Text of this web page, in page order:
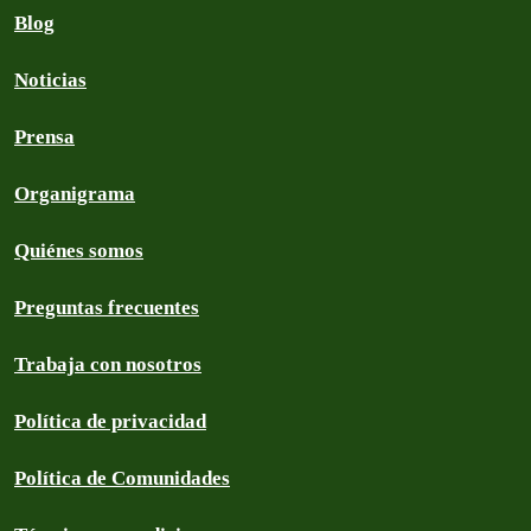
Blog
Noticias
Prensa
Organigrama
Quiénes somos
Preguntas frecuentes
Trabaja con nosotros
Política de privacidad
Política de Comunidades